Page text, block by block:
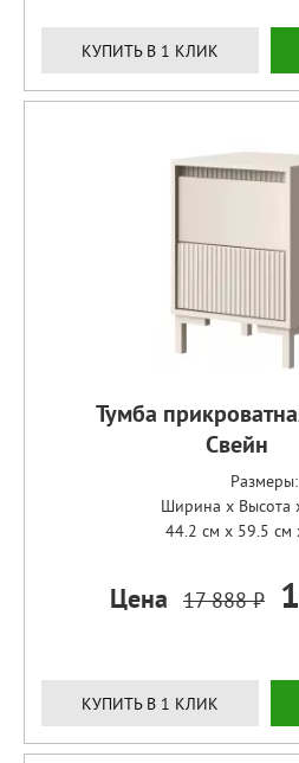
КУПИТЬ В 1 КЛИК
Тумба
Свейн
Размеры:
Ширина x Высота
44.2 см x 59.5 см
Цена 17 888 ₽
КУПИТЬ В 1 КЛИК